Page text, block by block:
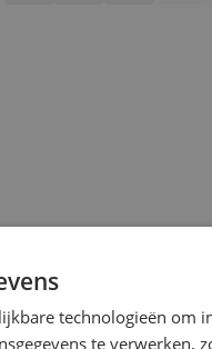
technologieën om
te verwerken,